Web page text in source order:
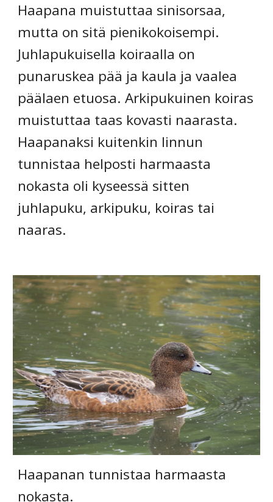
Haapana muistuttaa sinisorsaa,
mutta on sitä pienikokoisempi.
Juhlapukuisella koiraalla on
punaruskea pää ja kaula ja vaalea
päälaen etuosa. Arkipukuinen koiras
muistuttaa taas kovasti naarasta.
Haapanaksi kuitenkin linnun
tunnistaa helposti harmaasta
nokasta oli kyseessä sitten
juhlapuku, arkipuku, koiras tai
naaras.
Haapanan tunnistaa harmaasta
nokasta.